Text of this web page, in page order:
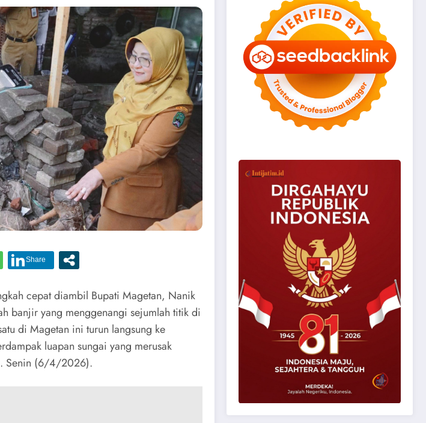
cepat diambil Bupati Magetan, Nanik
banjir yang menggenangi sejumlah titik di
di Magetan ini turun langsung ke
luapan sungai yang merusak
Senin (6/4/2026).